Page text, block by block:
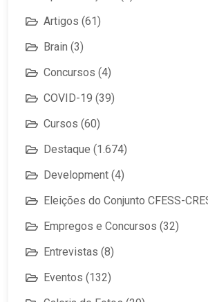
Artigos (61)
Brain (3)
Concursos (4)
COVID-19 (39)
Cursos (60)
Destaque (1.674)
Development (4)
Eleições do Conjunto CFESS-
Empregos e Concursos (32)
Entrevistas (8)
Eventos (132)